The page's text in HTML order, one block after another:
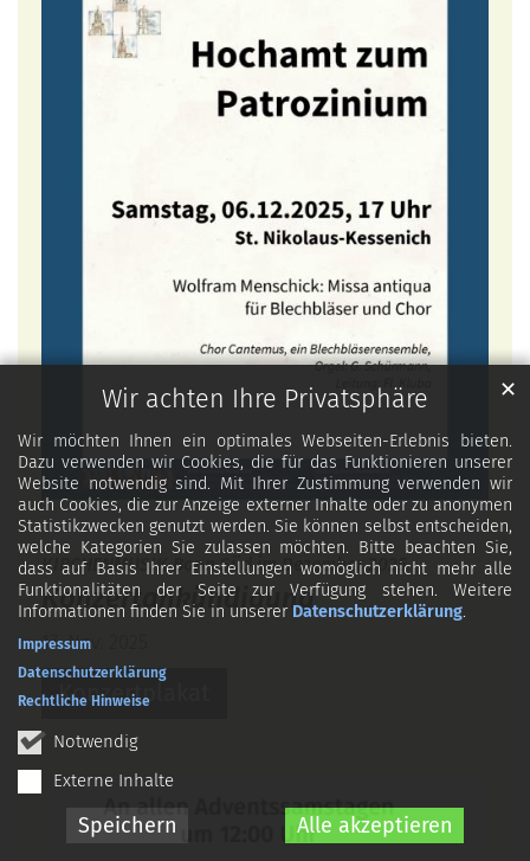
Wir achten Ihre Privatsphäre
Wir möchten Ihnen ein optimales Webseiten-Erlebnis bieten.
Dazu verwenden wir Cookies, die für das Funktionieren unserer
Website notwendig sind. Mit Ihrer Zustimmung verwenden wir
auch Cookies, die zur Anzeige externer Inhalte oder zu anonymen
Statistikzwecken genutzt werden. Sie können selbst entscheiden,
welche Kategorien Sie zulassen möchten. Bitte beachten Sie,
dass auf Basis Ihrer Einstellungen womöglich nicht mehr alle
Funktionalitäten der Seite zur Verfügung stehen. Weitere
Informationen finden Sie in unserer Datenschutzerklärung.
Notwendig
Externe Inhalte
Speichern Alle akzeptieren
✕
Impressum
Datenschutzerklärung
Rechtliche Hinweise
KIRCHENMUSIK Bonn Süd im Dezember 2025:
Konzertankündigung
17. Nov. 2025
Konzertplakat